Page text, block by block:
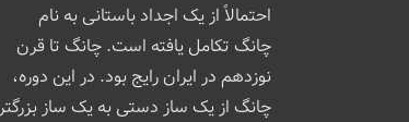
احتمالاً از یک اجداد باستانی به نام
چانگ تکامل یافته است. چانگ تا قرن
نوزدهم در ایران رایج بود. در این دوره،
چانگ از یک ساز دستی به یک ساز بزرگتر